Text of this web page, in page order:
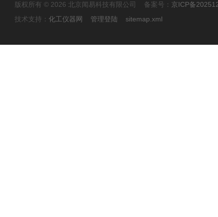
版权所有 © 2026 北京闻易科技有限公司 备案号： 京ICP备
技术支持： 化工仪器网 管理登陆 sitemap.xml